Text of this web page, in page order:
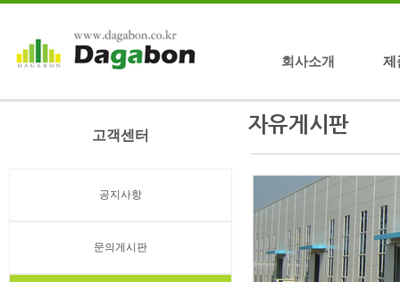
회사소개 제
고객센터
공지사항
문의게시판